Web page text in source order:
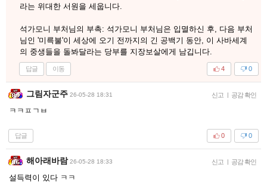
라는 위대한 서원을 세웁니다.
​석가모니 부처님의 부촉: 석가모니 부처님은 입멸하신 후, 다음 부처
님인 '미륵불'이 세상에 오기 전까지의 긴 공백기 동안, 이 사바세계
의 중생들을 돌봐달라는 당부를 지장보살에게 남깁니다.
답글 이동 0
4
그림자군주 26-05-28 18:31 신고 | 공감 확인
ㅋㅋㅍㄱㅂ
답글 0
0
해아래바람 26-05-28 18:33 신고 | 공감 확인
설득력이 있다 ㅋㅋ